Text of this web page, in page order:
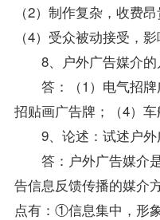
（2）制作复杂，收费
（4）受众被动接受，影
8、户外广告媒介的
答：（1）电气招牌
招贴画广告牌；（4）车
9、论述：试述户外
答：户外广告媒介是
告信息反馈传播的媒介
点有：①信息集中，形